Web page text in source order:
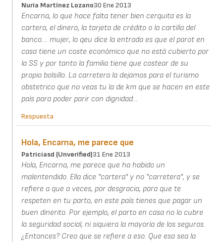
Nuria Martínez Lozano30 Ene 2013
Encarna, lo que hace falta tener bien cerquita es la
cartera, el dinero, la tarjeta de crédito o la cartilla del
banco.... mujer, lo qeu dice la entrada es que el parot en
casa tiene un coste económico que no está cubierto por
la SS y por tanto la familia tiene que costear de su
propio bolsillo. La carretera la dejamos para el turismo
obstetrico que no veas tu la de km que se hacen en este
país para poder parir con dignidad...
Respuesta
Hola, Encarna, me parece que
Patriciasd (unverified)31 Ene 2013
Hola, Encarna, me parece que ha habido un
malentendido. Ella dice "cartera" y no "carretera", y se
refiere a que a veces, por desgracia, para que te
respeten en tu parto, en este país tienes que pagar un
buen dinerito. Por ejemplo, el parto en casa no lo cubre
la seguridad social, ni siquiera la mayoría de los seguros.
¿Entonces? Creo que se refiere a eso. Que esa sea la